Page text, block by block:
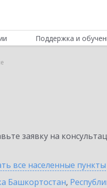
Поддержка и
заявку на
все населенные пункты
Башкортостан,